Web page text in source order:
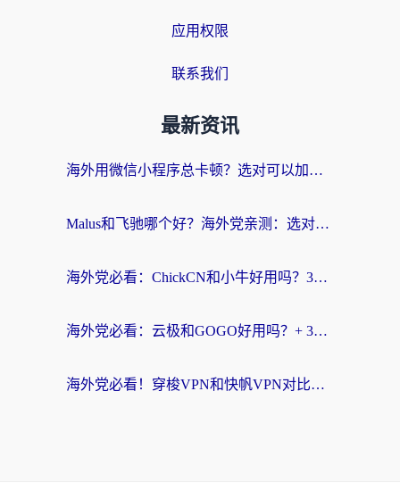
应用权限
联系我们
最新资讯
海外用微信小程序总卡顿？选对可以加速微信小程序的加速器就够了（含老挝可用&Mac端推荐）
Malus和飞驰哪个好？海外党亲测：选对回国加速器才能无缝刷剧玩国服
海外党必看：ChickCN和小牛好用吗？3招教你选对回国加速器无缝刷国内资源
海外党必看：云极和GOGO好用吗？+ 3步选对回国加速器，流畅看CCTV5海外直播
海外党必看！穿梭VPN和快帆VPN对比哪个回国效果更好？——3款冷门加速器实测+终极选择建议